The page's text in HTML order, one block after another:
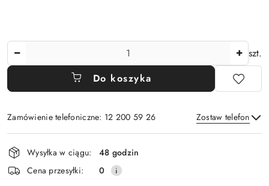
szt.
Do koszyka
Zamówienie telefoniczne: 12 200 59 26 Zostaw telefon
Wyślij
Dostępność
i
dostawa
Wysyłka w ciągu:
48 godzin
Cena przesyłki:
0